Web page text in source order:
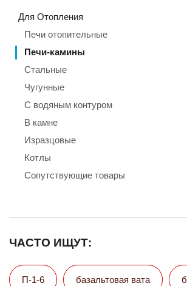
Для Отопления
Печи отопительные
Печи-камины
Стальные
Чугунные
С водяным контуром
В камне
Изразцовые
Котлы
Сопутствующие товары
ЧАСТО ИЩУТ:
П-1-6 базальтовая вата